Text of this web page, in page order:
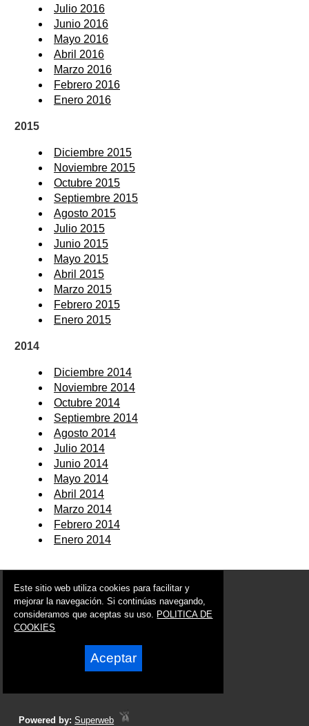
Julio 2016
Junio 2016
Mayo 2016
Abril 2016
Marzo 2016
Febrero 2016
Enero 2016
2015
Diciembre 2015
Noviembre 2015
Octubre 2015
Septiembre 2015
Agosto 2015
Julio 2015
Junio 2015
Mayo 2015
Abril 2015
Marzo 2015
Febrero 2015
Enero 2015
2014
Diciembre 2014
Noviembre 2014
Octubre 2014
Septiembre 2014
Agosto 2014
Julio 2014
Junio 2014
Mayo 2014
Abril 2014
Marzo 2014
Febrero 2014
Enero 2014
© 2006 - 2026 Portal de Ojós Noticias
info@portaldeojos.es
Síguenos en:
Powered by:Superweb
Este sitio web utiliza cookies para facilitar y
mejorar la navegación. Si continúas navegando,
consideramos que aceptas su uso. POLITICA DE
COOKIES
Aceptar